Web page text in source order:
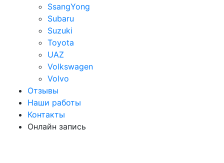
SsangYong
Subaru
Suzuki
Toyota
UAZ
Volkswagen
Volvo
Отзывы
Наши работы
Контакты
Онлайн запись